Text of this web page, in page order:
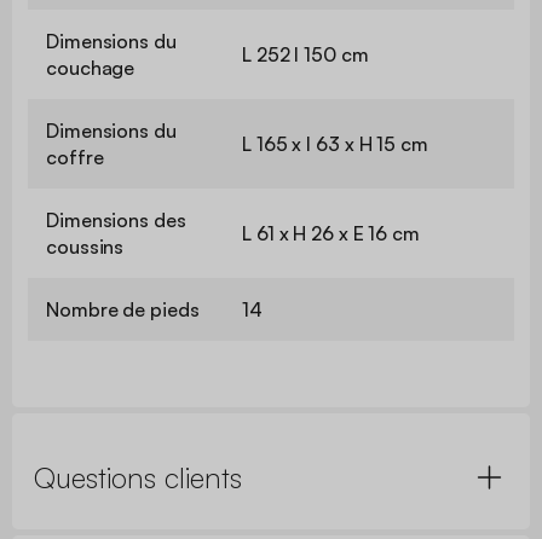
Dimensions du
couchage
L 252 l 150 cm
Dimensions du
coffre
L 165 x l 63 x H 15 cm
Dimensions des
coussins
L 61 x H 26 x E 16 cm
Nombre de pieds 14
Questions clients